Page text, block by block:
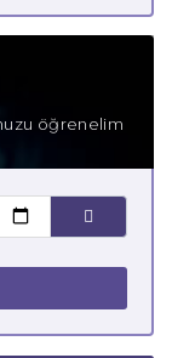
öğrenelim